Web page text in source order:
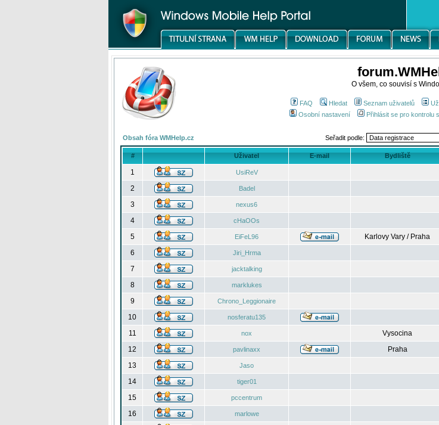
O všem, co souvisí s
FAQ Hledat Seznam uživatelů
Osobní nastavení
Přihlásit se pro kontrolu
Obsah fóra WMHelp.cz Seřadit podle:
# Uživatel E-mail Bydliště
1 UsiReV
2
Badel
3
nexus6
4
cHaOOs
5
EiFeL96 Karlovy Vary / Praha
6
Jiri_Hrma
7
jacktalking
8
marklukes
9
Chrono_Leggionaire
10
nosferatu135
11
nox Vysocina
12
pavlinaxx Praha
13
Jaso
14
tiger01
15
pccentrum
16
marlowe